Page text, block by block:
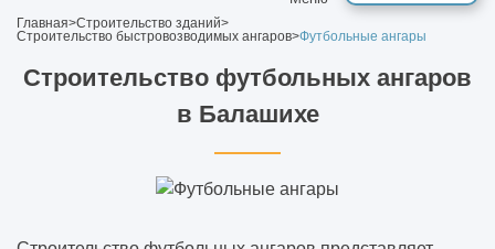
Главная>Строительство зданий>
Строительство быстровозводимых ангаров>Футбольные ангары
Строительство футбольных ангаров
в Балашихе